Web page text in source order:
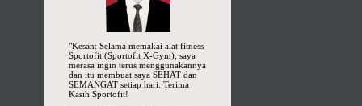
"Kesan: Selama memakai alat fitness
Sportofit (Sportofit X-Gym), saya
merasa ingin terus menggunakannya
dan itu membuat saya SEHAT dan
SEMANGAT setiap hari. Terima
Kasih Sportofit!